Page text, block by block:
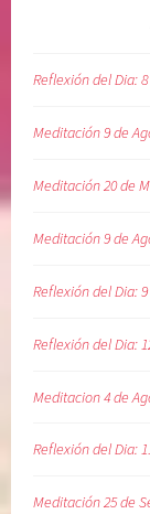
Reflexión del Dia:
Meditación 9 de
Meditación 20 de
Meditación 9 de
Reflexión del Dia:
Reflexión del Dia:
Meditacion 4 de
Reflexión del Dia:
Meditación 25 de